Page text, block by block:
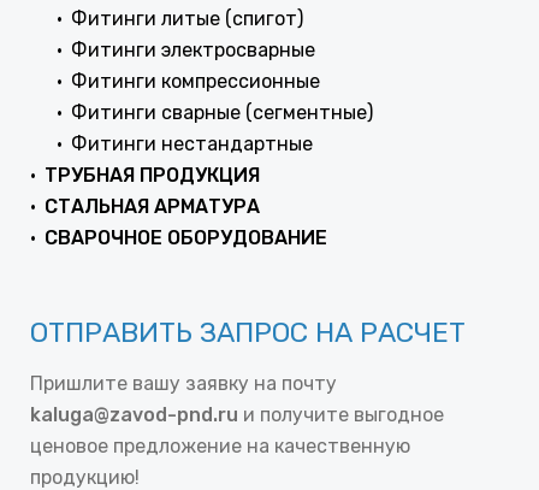
Фитинги литые (спигот)
Фитинги электросварные
Фитинги компрессионные
Фитинги сварные (сегментные)
Фитинги нестандартные
ТРУБНАЯ ПРОДУКЦИЯ
СТАЛЬНАЯ АРМАТУРА
СВАРОЧНОЕ ОБОРУДОВАНИЕ
ОТПРАВИТЬ ЗАПРОС НА РАСЧЕТ
Пришлите вашу заявку на почту
kaluga@zavod-pnd.ru и получите выгодное
ценовое предложение на качественную
продукцию!